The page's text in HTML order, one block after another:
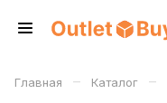
Главная – Каталог –